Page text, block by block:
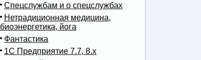
Спецслужбам и о спецслужбах
Нетрадиционная медицина,
биоэнергетика, йога
Фантастика
1С Предприятие 7.7, 8.x